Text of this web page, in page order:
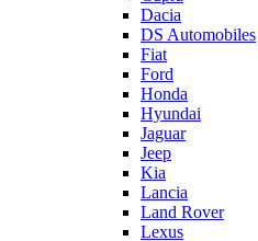
Dacia
DS Automobiles
Fiat
Ford
Honda
Hyundai
Jaguar
Jeep
Kia
Lancia
Land Rover
Lexus